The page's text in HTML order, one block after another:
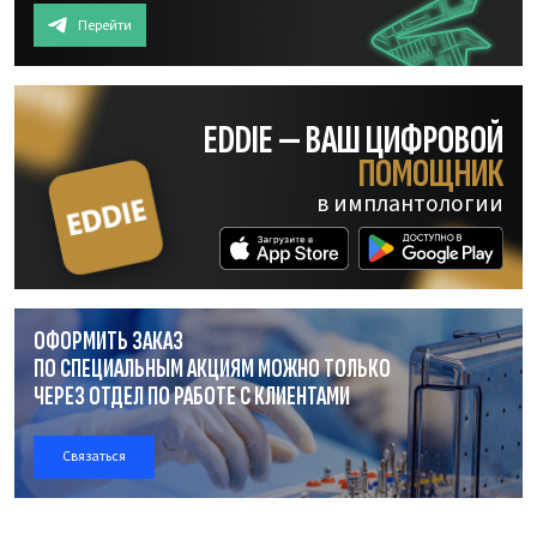
Перейти
EDDIE — ВАШ ЦИФРОВОЙ
ПОМОЩНИК
в имплантологии
ОФОРМИТЬ ЗАКАЗ
ПО СПЕЦИАЛЬНЫМ АКЦИЯМ МОЖНО ТОЛЬКО
ЧЕРЕЗ ОТДЕЛПО РАБОТЕС КЛИЕНТАМИ
Связаться